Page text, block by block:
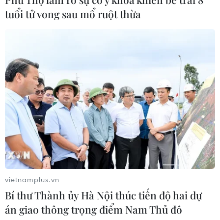
Lâm Đồng rà soát toàn bộ cơ sở kinh
Xem thêm
CƠ QUAN CHỦ QUẢN: THÔNG TẤN XÃ VIỆT NAM
Tổng Biên tập: TRẦN TIẾN DUẨN
Phó Tổng Biên tập: NGUYỄN THỊ TÁM, KHÚC THANH
THỦY
tuổi tử vong sau mổ ruột thừa
vietnamplus.vn
Bí thư Thành ủy Hà Nội thúc tiến độ hai dự
án giao thông trọng điểm Nam Thủ đô